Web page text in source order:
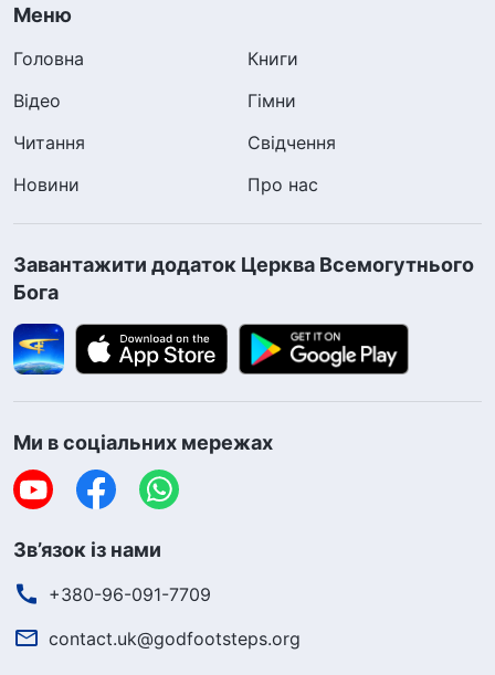
Меню
Головна
Книги
Відео
Гімни
Читання
Свідчення
Новини
Про нас
Завантажити додаток Церква Всемогутнього
Бога
Ми в соціальних мережах
Зв’язок із нами
+380-96-091-7709
contact.uk@godfootsteps.org